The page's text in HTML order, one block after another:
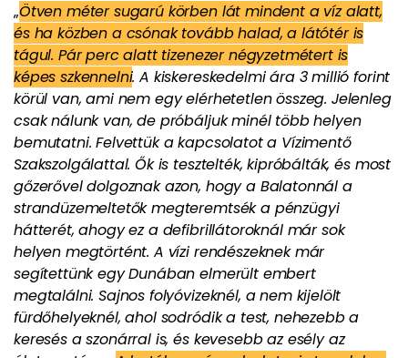
„Ötven méter sugarú körben lát mindent a víz alatt,
és ha közben a csónak tovább halad, a látótér is
tágul. Pár perc alatt tizenezer négyzetmétert is
képes szkennelni. A kiskereskedelmi ára 3 millió forint
körül van, ami nem egy elérhetetlen összeg. Jelenleg
csak nálunk van, de próbáljuk minél több helyen
bemutatni. Felvettük a kapcsolatot a Vízimentő
Szakszolgálattal. Ők is tesztelték, kipróbálták, és most
gőzerővel dolgoznak azon, hogy a Balatonnál a
strandüzemeltetők megteremtsék a pénzügyi
hátterét, ahogy ez a defibrillátoroknál már sok
helyen megtörtént. A vízi rendészeknek már
segítettünk egy Dunában elmerült embert
megtalálni. Sajnos folyóvizeknél, a nem kijelölt
fürdőhelyeknél, ahol sodródik a test, nehezebb a
keresés a szonárral is, és kevesebb az esély az